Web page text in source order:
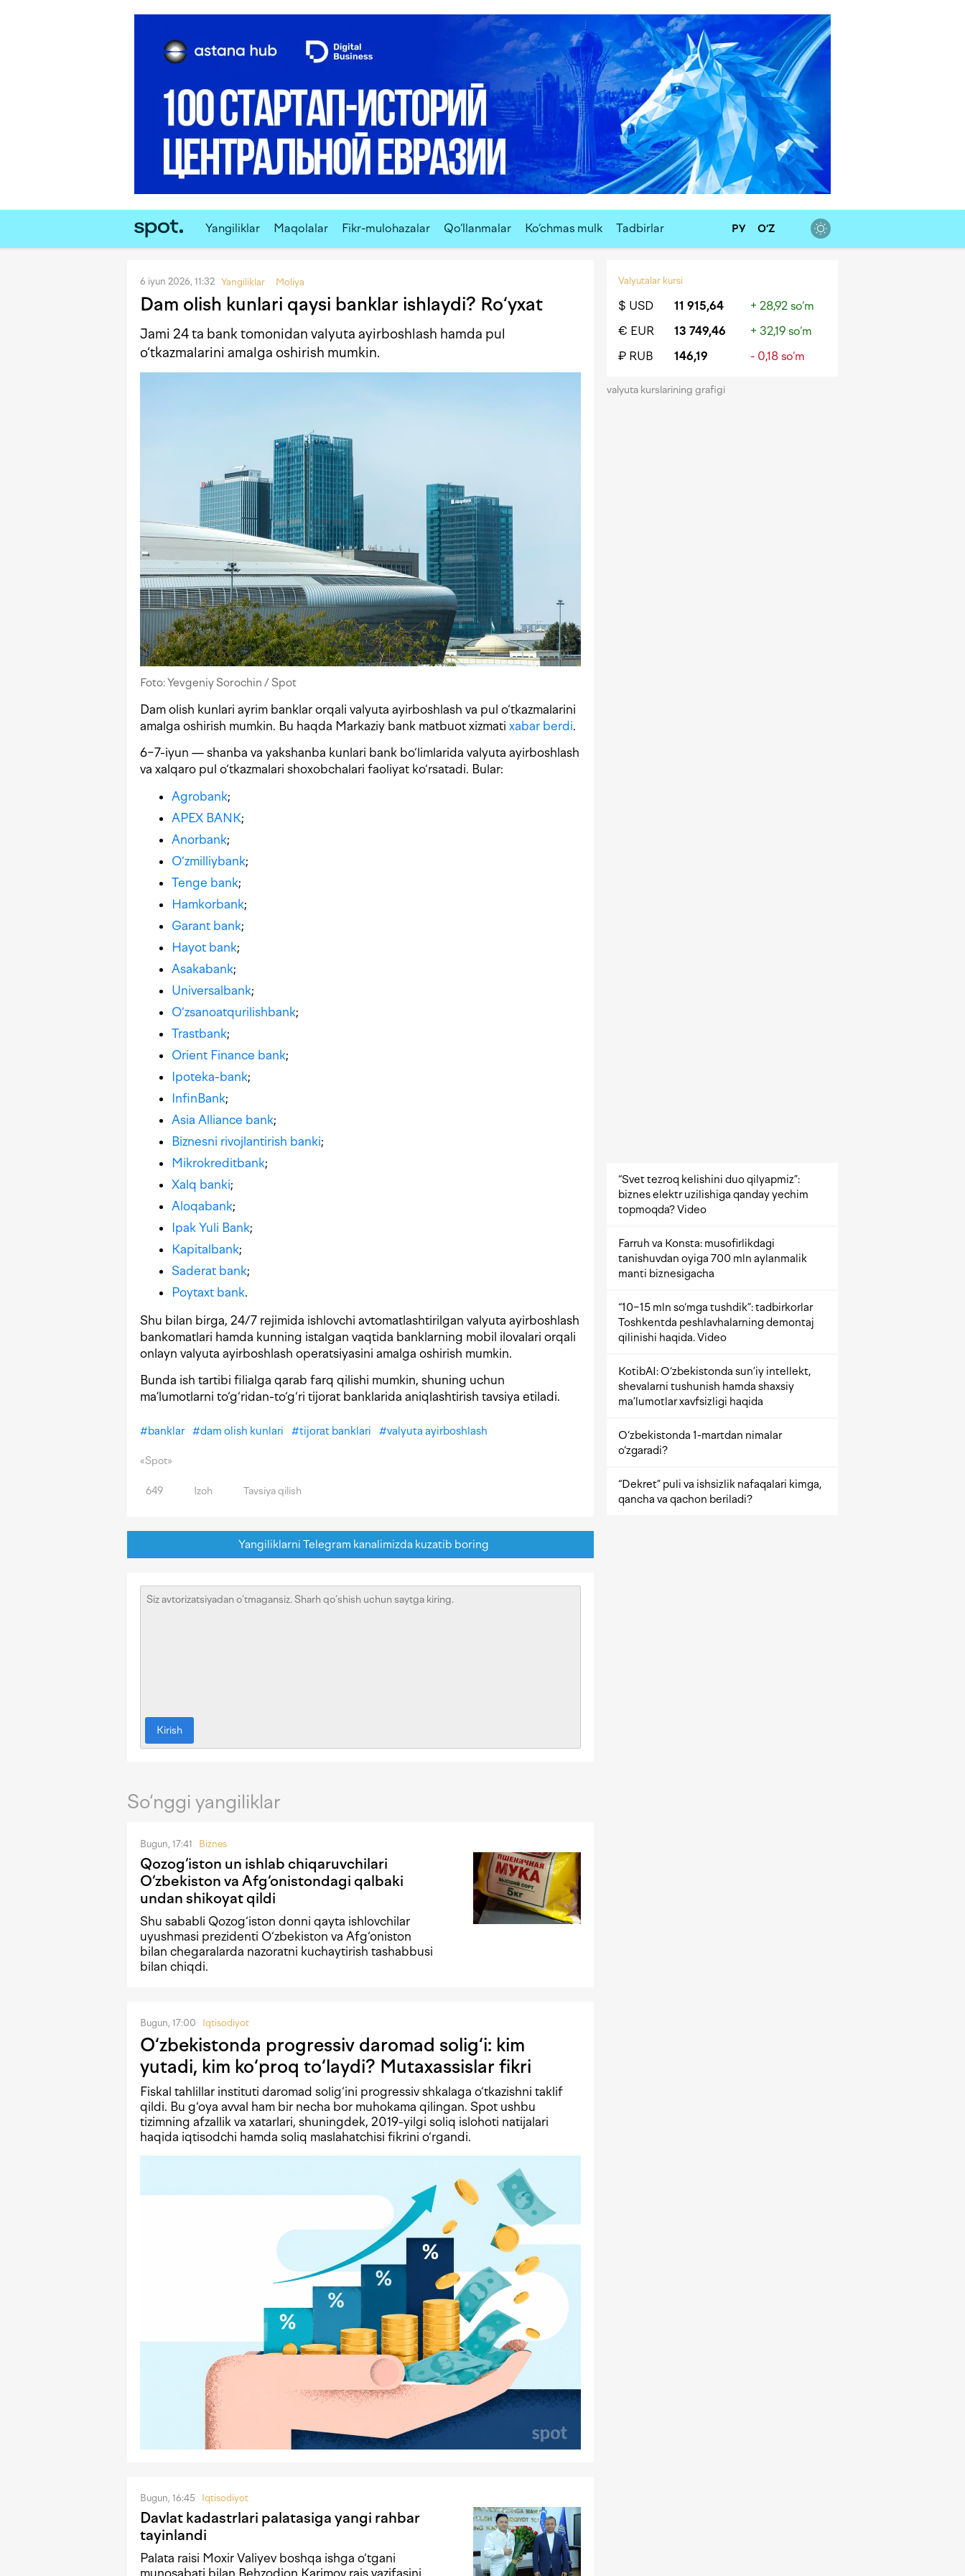
Yangiliklar Maqolalar Fikr-mulohazalar Qo‘llanmalar Ko‘chmas mulk Tadbirlar РУ O‘Z
6 iyun 2026, 11:32 Yangiliklar Moliya
Dam olish kunlari qaysi banklar ishlaydi? Ro‘yxat
Jami 24 ta bank tomonidan valyuta ayirboshlash hamda pul
o‘tkazmalarini amalga oshirish mumkin.
Foto: Yevgeniy Sorochin / Spot
Dam olish kunlari ayrim banklar orqali valyuta ayirboshlash va pul o‘tkazmalarini
amalga oshirish mumkin. Bu haqda Markaziy bank matbuot xizmati xabar berdi.
6−7-iyun — shanba va yakshanba kunlari bank bo‘limlarida valyuta ayirboshlash
va xalqaro pul o‘tkazmalari shoxobchalari faoliyat ko‘rsatadi. Bular:
Agrobank;
APEX BANK;
Anorbank;
O‘zmilliybank;
Tenge bank;
Hamkorbank;
Garant bank;
Hayot bank;
Asakabank;
Universalbank;
O‘zsanoatqurilishbank;
Trastbank;
Orient Finance bank;
Ipoteka-bank;
InfinBank;
Asia Alliance bank;
Biznesni rivojlantirish banki;
Mikrokreditbank;
Xalq banki;
Aloqabank;
Ipak Yuli Bank;
Kapitalbank;
Saderat bank;
Poytaxt bank.
Shu bilan birga, 24/7 rejimida ishlovchi avtomatlashtirilgan valyuta ayirboshlash
bankomatlari hamda kunning istalgan vaqtida banklarning mobil ilovalari orqali
onlayn valyuta ayirboshlash operatsiyasini amalga oshirish mumkin.
Bunda ish tartibi filialga qarab farq qilishi mumkin, shuning uchun
ma’lumotlarni to‘g‘ridan-to‘g‘ri tijorat banklarida aniqlashtirish tavsiya etiladi.
#banklar #dam olish kunlari #tijorat banklari #valyuta ayirboshlash
«Spot»
649 Izoh Tavsiya qilish
Yangiliklarni Telegram kanalimizda kuzatib boring
Kirish
So‘nggi yangiliklar
Bugun, 17:41 Biznes
Qozog‘iston un ishlab chiqaruvchilari
O‘zbekiston va Afg‘onistondagi qalbaki
undan shikoyat qildi
Shu sababli Qozog‘iston donni qayta ishlovchilar
uyushmasi prezidenti O‘zbekiston va Afg‘oniston
bilan chegaralarda nazoratni kuchaytirish tashabbusi
bilan chiqdi.
Bugun, 17:00 Iqtisodiyot
O‘zbekistonda progressiv daromad solig‘i: kim
yutadi, kim ko‘proq to‘laydi? Mutaxassislar fikri
Fiskal tahlillar instituti daromad solig‘ini progressiv shkalaga o‘tkazishni taklif
qildi. Bu g‘oya avval ham bir necha bor muhokama qilingan. Spot ushbu
tizimning afzallik va xatarlari, shuningdek, 2019-yilgi soliq islohoti natijalari
haqida iqtisodchi hamda soliq maslahatchisi fikrini o‘rgandi.
Bugun, 16:45 Iqtisodiyot
Davlat kadastrlari palatasiga yangi rahbar
tayinlandi
Palata raisi Moxir Valiyev boshqa ishga o‘tgani
Valyutalar kursi
$ USD 11 915,64
+ 28,92 so‘m
€ EUR
13 749,46
+ 32,19 so‘m
₽ RUB
146,19 - 0,18 so‘m
valyuta kurslarining grafigi
“Svet tezroq kelishini duo qilyapmiz”:
biznes elektr uzilishiga qanday yechim
topmoqda? Video
Farruh va Konsta: musofirlikdagi
tanishuvdan oyiga 700 mln aylanmalik
manti biznesigacha
“10−15 mln so‘mga tushdik”: tadbirkorlar
Toshkentda peshlavhalarning demontaj
qilinishi haqida. Video
KotibAI: O‘zbekistonda sun’iy intellekt,
shevalarni tushunish hamda shaxsiy
ma’lumotlar xavfsizligi haqida
O‘zbekistonda 1-martdan nimalar
o‘zgaradi?
“Dekret” puli va ishsizlik nafaqalari kimga,
qancha va qachon beriladi?